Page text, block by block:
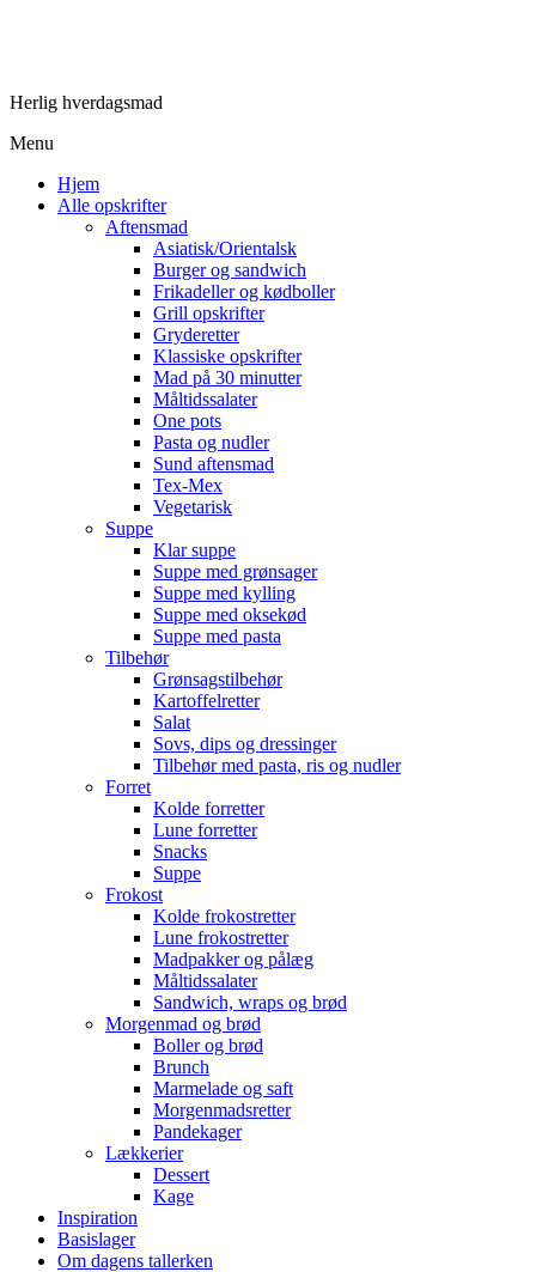
Herlig hverdagsmad
Menu
Hjem
Alle opskrifter
Aftensmad
Asiatisk/Orientalsk
Burger og sandwich
Frikadeller og kødboller
Grill opskrifter
Gryderetter
Klassiske opskrifter
Mad på 30 minutter
Måltidssalater
One pots
Pasta og nudler
Sund aftensmad
Tex-Mex
Vegetarisk
Suppe
Klar suppe
Suppe med grønsager
Suppe med kylling
Suppe med oksekød
Suppe med pasta
Tilbehør
Grønsagstilbehør
Kartoffelretter
Salat
Sovs, dips og dressinger
Tilbehør med pasta, ris og nudler
Forret
Kolde forretter
Lune forretter
Snacks
Suppe
Frokost
Kolde frokostretter
Lune frokostretter
Madpakker og pålæg
Måltidssalater
Sandwich, wraps og brød
Morgenmad og brød
Boller og brød
Brunch
Marmelade og saft
Morgenmadsretter
Pandekager
Lækkerier
Dessert
Kage
Inspiration
Basislager
Om dagens tallerken